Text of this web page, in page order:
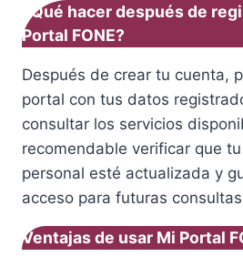
¿Qué hacer después de
Portal FONE?
Después de crear tu cuenta,
portal con tus datos
consultar los servicios
recomendable verificar que
personal esté actualizada y
acceso para futuras
Ventajas de usar Mi Portal